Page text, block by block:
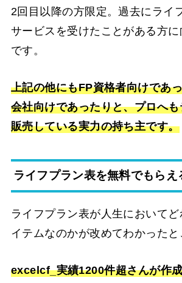
2回目以降の方限定。過去にライ
サービスを受けたことがある方に
です。
上記の他にもFP資格者向けであ
会社向けであったりと、プロへ
販売している実力の持ち主です。
ライフプラン表を無料でもらえ
ライフプラン表が人生において
イテムなのかが改めてわかったと
excelcf_実績1200件超さんが作